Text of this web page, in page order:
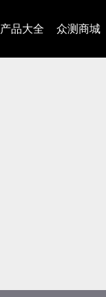
产品大全 众测商城